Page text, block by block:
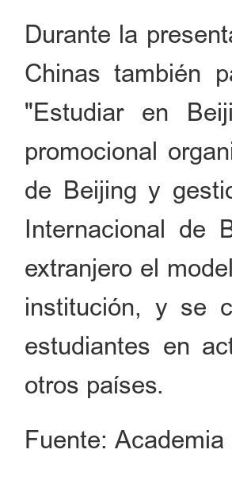
Durante la
Chinas también
"Estudiar en
promocional
de Beijing y
Internacional de
extranjero el
institución, y se
estudiantes en
otros países.
Fuente: